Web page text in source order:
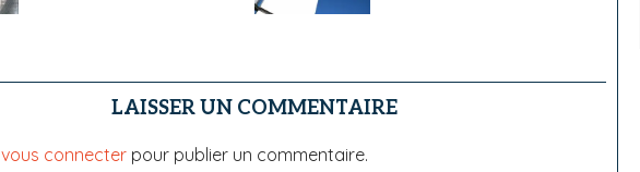
LAISSER UN COMMENTAIRE
vous connecter pour publier un commentaire.